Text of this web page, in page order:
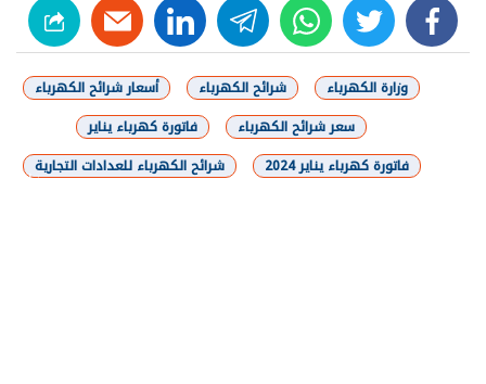
facebook
twitter
whats
telegram
linkedin
شارك
وزارة الكهرباء شرائح الكهرباء
أسعار شرائح الكهرباء
سعر شرائح الكهرباء
فاتورة كهرباء يناير
فاتورة كهرباء يناير 2024
شرائح الكهرباء للعدادات التجارية